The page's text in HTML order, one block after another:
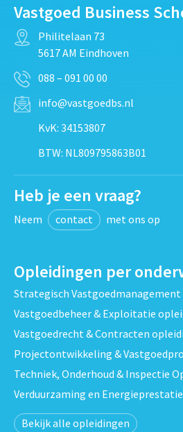
Vastgoed Business
Philitelaan 73
5617 AM Eindhoven
088 – 091 00 00
info@vastgoedbs.nl
KvK: 34153807
BTW: NL809795863B01
Heb je een vraag?
Neem contact met ons op
Opleidingen per
Strategisch
Vastgoedbeheer & Exploitatie
Vastgoedrecht & Contracten
Projectontwikkeling &
Techniek, Onderhoud & Inspectie
Verduurzaming en
Bekijk alle opleidingen